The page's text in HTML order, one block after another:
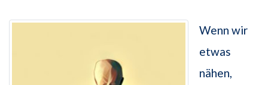
Wenn wir
etwas
nähen,